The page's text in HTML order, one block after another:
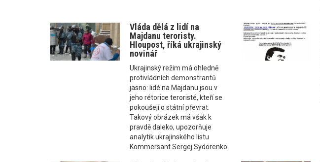
Vláda dělá z lidí na
Majdanu teroristy.
Hloupost, říká ukrajinský
novinář
Ukrajinský režim má ohledně
protivládních demonstrantů
jasno: lidé na Majdanu jsou v
jeho rétorice teroristé, kteří se
pokoušejí o státní převrat.
Takový obrázek má však k
pravdě daleko, upozorňuje
analytik ukrajinského listu
Kommersant Sergej Sydorenko